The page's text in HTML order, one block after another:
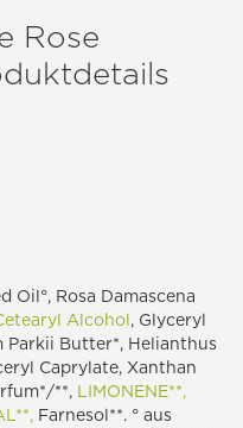
Rose
Oil°, Rosa Damascena
Alcohol, Glyceryl
Parkii Butter*, Helianthus
Caprylate, Xanthan
**, LIMONENE**,
Farnesol**. ° aus